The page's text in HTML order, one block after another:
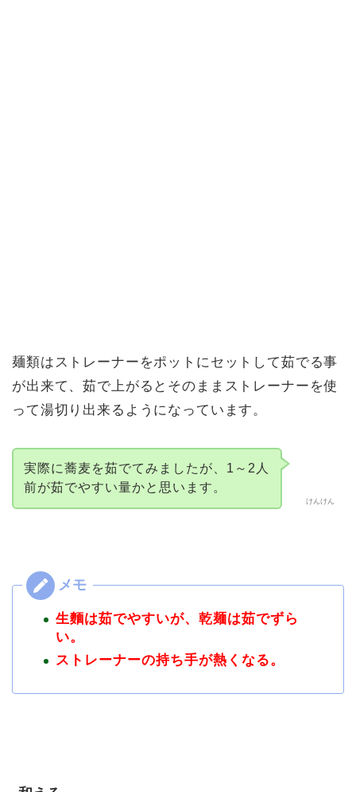
麺類はストレーナーをポットにセットして茹でる事
が出来て、茹で上がるとそのままストレーナーを使
って湯切り出来るようになっています。
けんけん
実際に蕎麦を茹でてみましたが、1～2人
前が茹でやすい量かと思います。
生麵は茹でやすいが、乾麺は茹でずら
い。
ストレーナーの持ち手が熱くなる。